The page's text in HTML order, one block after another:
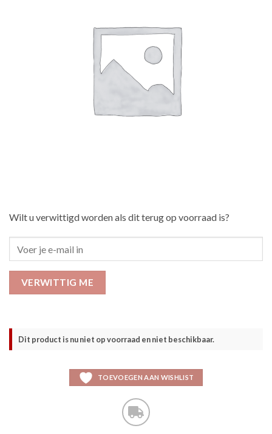
Wilt u verwittigd worden als dit terug op voorraad is?
VERWITTIG ME
Dit product is nu niet op voorraad en niet beschikbaar.
TOEVOEGEN AAN WISHLIST